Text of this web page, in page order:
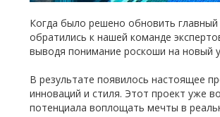
Когда было решено обновить
обратились к нашей команде
выводя понимание роскоши на новый
В результате появилось настоящее
инноваций и стиля. Этот проект уже
потенциала воплощать мечты в